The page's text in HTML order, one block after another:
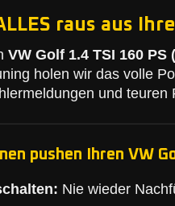
raus aus
VW Golf 1.4 TSI 160 PS
holen wir das volle
und
pushen Ihren VW
Nie wieder